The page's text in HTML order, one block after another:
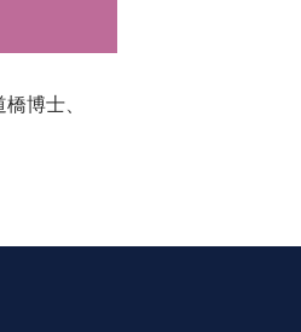
博士、